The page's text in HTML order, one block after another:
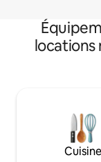
locations
Cuisine